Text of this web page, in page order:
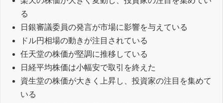
る
日銀審議委員の発言が市場に影響を与えている
ドル円相場の動きが注目されている
任天堂の株価が堅調に推移している
日経平均株価は小幅安で取引を終えた
資生堂の株価が大きく上昇し、投資家の注目を集めて
いる